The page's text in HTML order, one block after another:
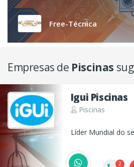
Free-Técnica
Empresas de Piscinas
Igui Piscinas
Piscinas
Líder Mundial do
2